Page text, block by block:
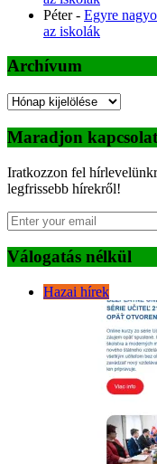
Péter- Egyre
az iskolák
Archívum
Archívum
Maradjon
Iratkozzon fel
legfrissebb hírekről!
Válogatás nélkül
Hazai hírek